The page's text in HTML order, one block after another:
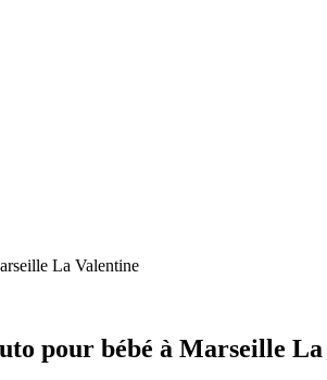
La Valentine
pour bébé à Marseille